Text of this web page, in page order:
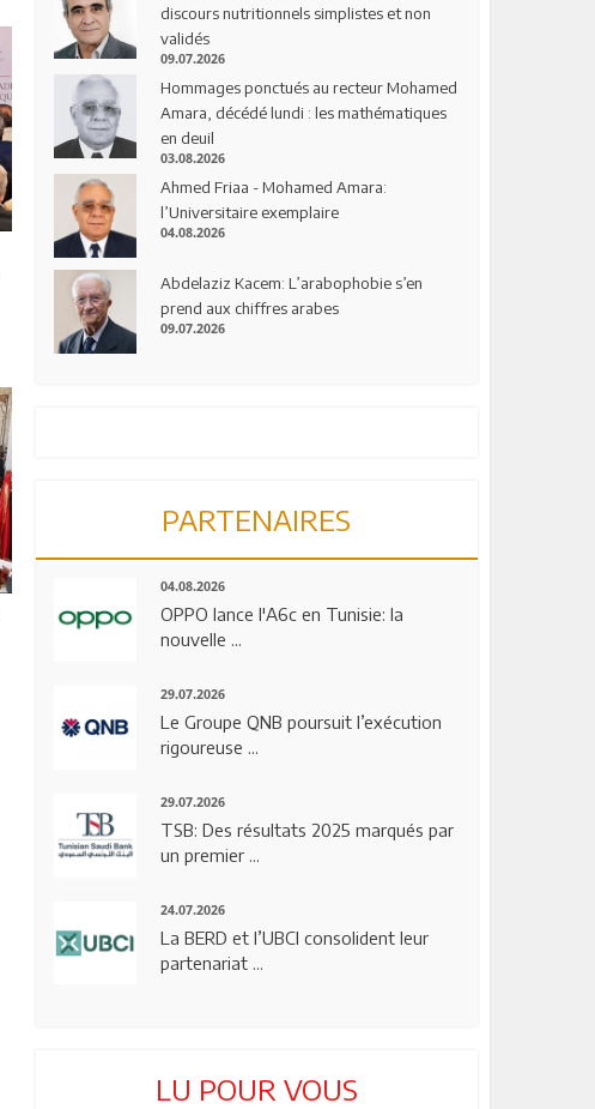
discours nutritionnels simplistes et non
validés
09.07.2026
Hommages ponctués au recteur Mohamed
Amara, décédé lundi : les mathématiques
en deuil
03.08.2026
Ahmed Friaa - Mohamed Amara:
l’Universitaire exemplaire
04.08.2026
Abdelaziz Kacem: L’arabophobie s’en
prend aux chiffres arabes
09.07.2026
PARTENAIRES
04.08.2026
OPPO lance l'A6c en Tunisie: la
nouvelle ...
29.07.2026
Le Groupe QNB poursuit l’exécution
rigoureuse ...
29.07.2026
TSB: Des résultats 2025 marqués par
un premier ...
24.07.2026
La BERD et l’UBCI consolident leur
partenariat ...
LU POUR VOUS